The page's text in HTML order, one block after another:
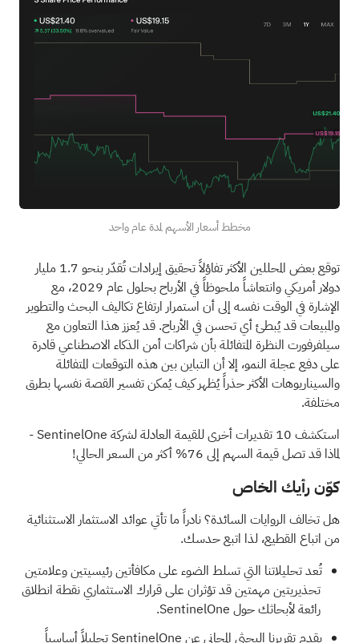
مخطط أسعار الأسهم لمدة عام واحد
توقع بعض المحللين الأكثر تفاؤلاً تحقيق إيرادات تُقدّر بنحو 1.7 مليار
دولار أمريكي وانتعاشاً ملحوظاً في الأرباح بحلول عام 2029، مع
الإشارة في الوقت نفسه إلى أن استمرار ارتفاع تكاليف البحث والتطوير
والمبيعات قد يُبطئ أي تحسن في الأرباح. قد يُعزز هذا التعاون مع
سيلفرفورت النظرة المتفائلة بأن شراكات أمن الذكاء الاصطناعي قادرة
على دفع عجلة النمو، إلا أن التباين بين هذه التوقعات المتفائلة
والسيناريوهات الأكثر حذراً يُظهر كيف يُمكن تفسير القصة نفسها بطرق
مختلفة.
استكشف 10 تقديرات أخرى للقيمة العادلة لشركة SentinelOne
-
لماذا قد تصل قيمة السهم إلى 76% أكثر من السعر الحالي!
كوّن رأيك الخاص
هل تخالف الروايات السائدة؟ نادراً ما تأتي عوائد الاستثمار الاستثنائية
من اتباع القطيع، لذا اتبع حدسك.
تُعد تحليلاتنا التي تسلط الضوء على مكافأتين رئيسيتين وعلامتين
تحذيريتين مهمتينقد تؤثران على قرارك الاستثماري نقطة انطلاق
رائعة لأبحاثك حول SentinelOne.
يقدم تقريرنا البحثي المجاني عن SentinelOne
تحليلاً أساسياً